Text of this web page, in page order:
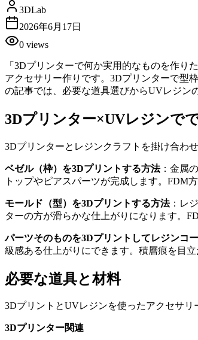
3DLab
2026年6月17日
0 views
「3Dプリンターで何か実用的なものを作
アクセサリー作りです。3Dプリンターで型
の記事では、必要な道具選びからUVレジン
3Dプリンター×UVレジンで
3Dプリンターとレジンクラフトを掛け合わ
ベゼル（枠）を3Dプリントする方法：金属
トップやピアスパーツが完成します。FDM
モールド（型）を3Dプリントする方法：レ
ターの方が滑らかな仕上がりになります。
パーツそのものを3Dプリントしてレジンコ
級感ある仕上がりにできます。積層痕を目立
必要な道具と材料
3DプリントとUVレジンを使ったアクセサ
3Dプリンター関連